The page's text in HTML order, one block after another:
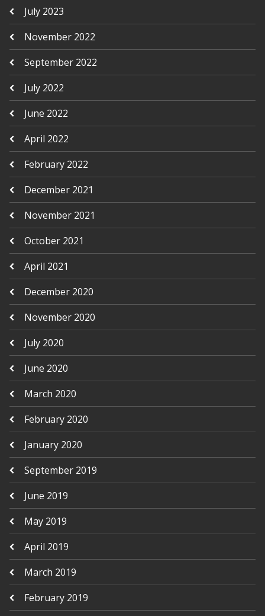
July 2023
November 2022
September 2022
July 2022
June 2022
April 2022
February 2022
December 2021
November 2021
October 2021
April 2021
December 2020
November 2020
July 2020
June 2020
March 2020
February 2020
January 2020
September 2019
June 2019
May 2019
April 2019
March 2019
February 2019